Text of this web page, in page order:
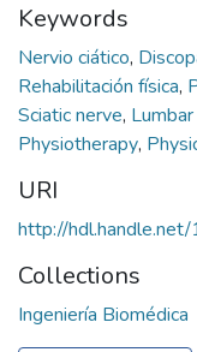
Keywords
Nervio ciático,
Rehabilitación física,
Sciatic nerve,
Physiotherapy,
URI
http://
Collections
Ingeniería Biomédica